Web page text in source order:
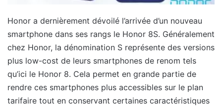
Honor a dernièrement dévoilé l’arrivée d’un nouveau
smartphone dans ses rangs le Honor 8S. Généralement
chez Honor, la dénomination S représente des versions
plus low-cost de leurs smartphones de renom tels
qu’ici le Honor 8. Cela permet en grande partie de
rendre ces smartphones plus accessibles sur le plan
tarifaire tout en conservant certaines caractéristiques